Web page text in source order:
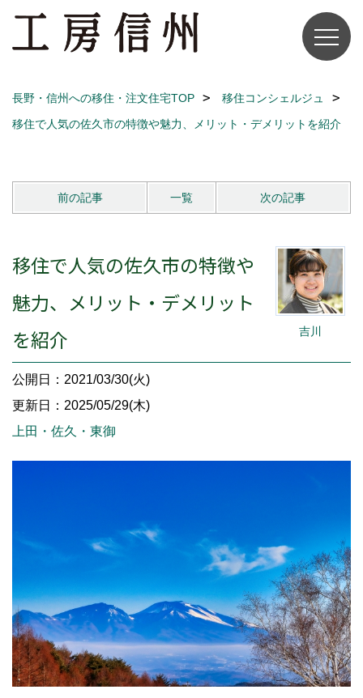
長野・信州への移住・注文住宅TOP
移住コンシェルジュ
移住で人気の佐久市の特徴や魅力、メリット・デメリットを紹介
前の記事 一覧 次の記事
吉川
移住で人気の佐久市の特徴や
魅力、メリット・デメリット
を紹介
公開日：2021/03/30(火)
更新日：2025/05/29(木)
上田・佐久・東御